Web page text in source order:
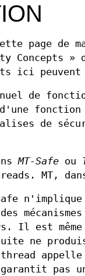
page de
Concepts
ici peuvent
de
fonction
de
MT-Safeou
MT,
mécanismes
Il est même
ne
appelle
pas